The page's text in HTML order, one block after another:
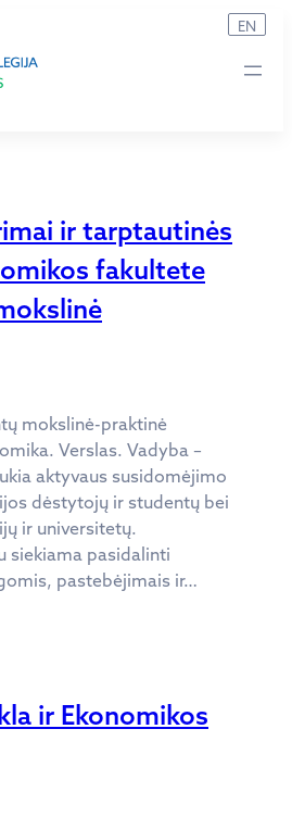
EN
ir tarptautinės
fakultete
mokslinė-praktinė
Verslas. Vadyba –
aktyvaus susidomėjimo
dėstytojų ir studentų bei
ir universitetų.
siekiama pasidalinti
pastebėjimais ir…
ir Ekonomikos